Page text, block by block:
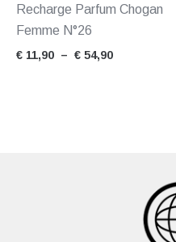
Recharge Parfum Chogan
Femme N°26
€ 11,90 – € 54,90